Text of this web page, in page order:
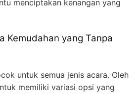
menciptakan kenangan yang
Kemudahan yang Tanpa
untuk semua jenis acara. Oleh
memiliki variasi opsi yang